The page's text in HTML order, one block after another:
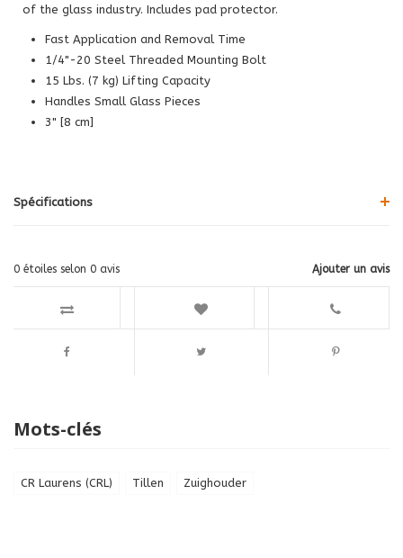
of the glass industry. Includes pad protector.
Fast Application and Removal Time
1/4"-20 Steel Threaded Mounting Bolt
15 Lbs. (7 kg) Lifting Capacity
Handles Small Glass Pieces
3" [8 cm]
Spécifications
Ajouter un avis
0 étoiles selon 0 avis
Mots-clés
CR Laurens (CRL) Tillen Zuighouder